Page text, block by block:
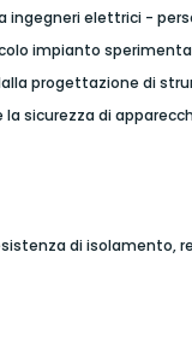
ingegneri elettrici -
impianto
progettazione di
sicurezza di
di isolamento,